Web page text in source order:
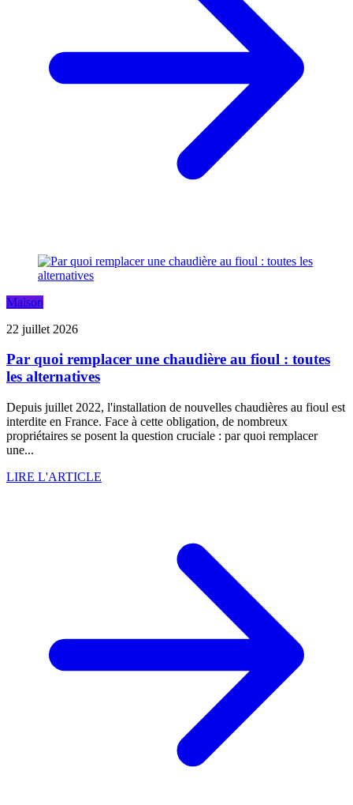
Maison
22 juillet 2026
Par quoi remplacer une chaudière au fioul : toutes
les alternatives
Depuis juillet 2022, l'installation de nouvelles chaudières au fioul est
interdite en France. Face à cette obligation, de nombreux
propriétaires se posent la question cruciale : par quoi remplacer
une...
LIRE L'ARTICLE